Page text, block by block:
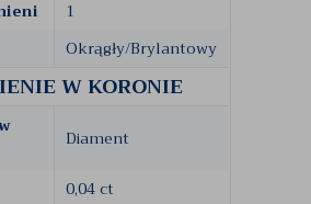
1
Okrągły/Brylantowy
W KORONIE
Diament
0,04 ct